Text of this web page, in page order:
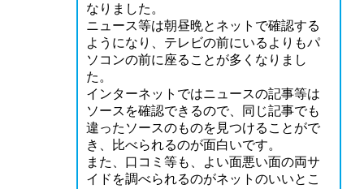
なりました。
ニュース等は朝昼晩とネットで確認する
ようになり、テレビの前にいるよりもパ
ソコンの前に座ることが多くなりまし
た。
インターネットではニュースの記事等は
ソースを確認できるので、同じ記事でも
違ったソースのものを見つけることがで
き、比べられるのが面白いです。
また、口コミ等も、よい面悪い面の両サ
イドを調べられるのがネットのいいとこ